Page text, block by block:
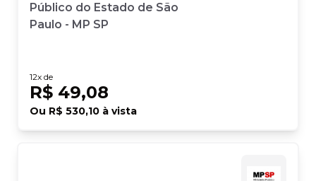
Público do Estado de São
Paulo - MP SP
12x de
R$ 49,08
Ou R$ 530,10 à vista